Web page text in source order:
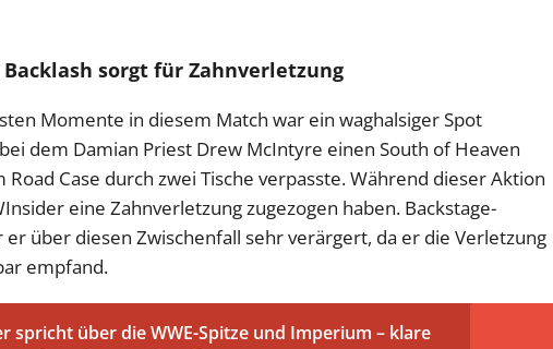
sorgt für Zahnverletzung
Momente in diesem Match war ein waghalsiger Spot
dem Damian Priest Drew McIntyre einen South of Heaven
Road Case durch zwei Tische verpasste. Während dieser Aktion
eine Zahnverletzung zugezogen haben. Backstage-
über diesen Zwischenfall sehr verärgert, da er die Verletzung
empfand.
spricht über die WWE-Spitze und Imperium – klare